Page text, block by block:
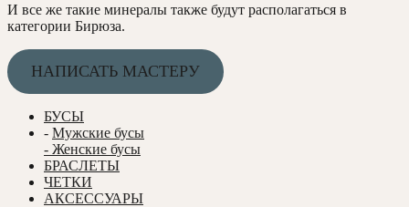
И все же такие минералы также будут располагаться в
категории Бирюза.
НАПИСАТЬ МАСТЕРУ
БУСЫ
- Мужские бусы
- Женские бусы
БРАСЛЕТЫ
ЧЕТКИ
АКСЕССУАРЫ